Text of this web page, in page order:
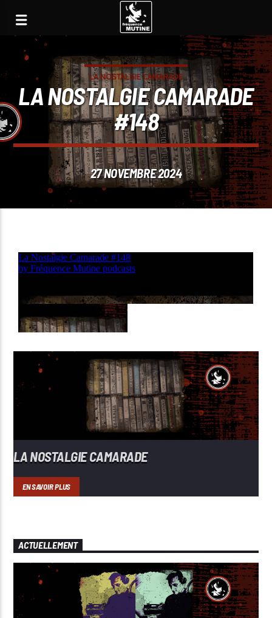
LA NOSTALGIE CAMARADE
LA NOSTALGIE CAMARADE
#148
27 NOVEMBRE 2024
LA NOSTALGIE CAMARADE
EN SAVOIR PLUS
ACTUELLEMENT